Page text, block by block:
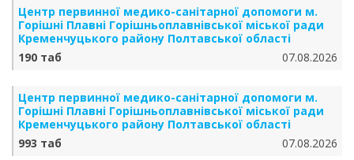
Центр первинної медико-санітарної допомоги м.
Горішні Плавні Горішньоплавнівської міської ради
Кременчуцького району Полтавської області
190 таб
07.08.2026
Центр первинної медико-санітарної допомоги м.
Горішні Плавні Горішньоплавнівської міської ради
Кременчуцького району Полтавської області
993 таб
07.08.2026